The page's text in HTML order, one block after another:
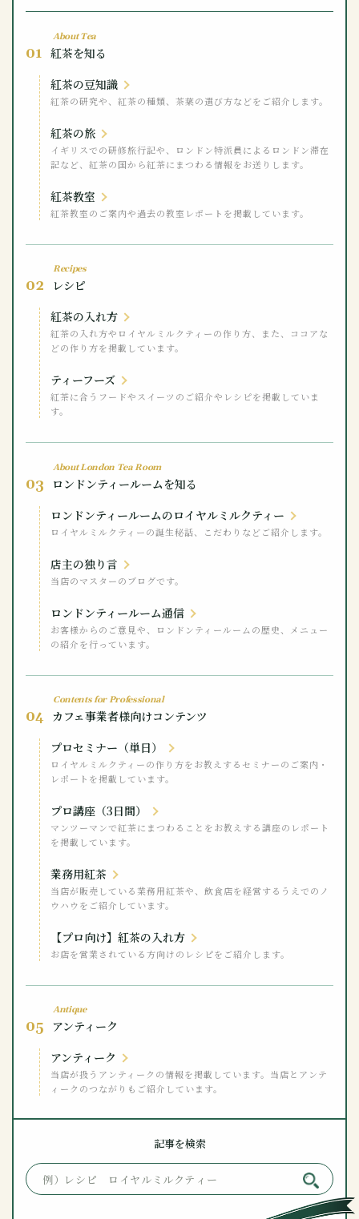
About Tea
01 紅茶を知る
紅茶の豆知識
紅茶の研究や、紅茶の種類、茶葉の選び方などをご紹介します。
紅茶の旅
イギリスでの研修旅行記や、ロンドン特派員によるロンドン滞在
記など、紅茶の国から紅茶にまつわる情報をお送りします。
紅茶教室
紅茶教室のご案内や過去の教室レポートを掲載しています。
Recipes
02
レシピ
紅茶の入れ方
紅茶の入れ方やロイヤルミルクティーの作り方、また、ココアな
どの作り方を掲載しています。
ティーフーズ
紅茶に合うフードやスイーツのご紹介やレシピを掲載していま
す。
About London Tea Room
03
ロンドンティールームを知る
ロンドンティールームのロイヤルミルクティー
ロイヤルミルクティーの誕生秘話、こだわりなどご紹介します。
店主の独り言
当店のマスターのブログです。
ロンドンティールーム通信
お客様からのご意見や、ロンドンティールームの歴史、メニュー
の紹介を行っています。
Contents for Professional
04 カフェ事業者様向けコンテンツ
プロセミナー（単日）
ロイヤルミルクティーの作り方をお教えするセミナーのご案内・
レポートを掲載しています。
プロ講座（3日間）
マンツーマンで紅茶にまつわることをお教えする講座のレポート
を掲載しています。
業務用紅茶
当店が販売している業務用紅茶や、飲食店を経営するうえでのノ
ウハウをご紹介しています。
【プロ向け】紅茶の入れ方
お店を営業されている方向けのレシピをご紹介します。
Antique
05
アンティーク
アンティーク
当店が扱うアンティークの情報を掲載しています。当店とアンテ
ィークのつながりもご紹介しています。
記事を検索